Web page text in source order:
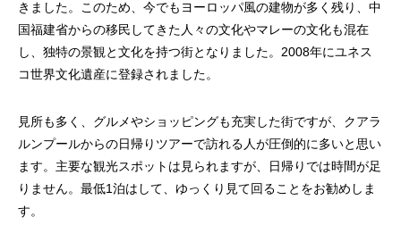
きました。このため、今でもヨーロッパ風の建物が多く残り、中
国福建省からの移民してきた人々の文化やマレーの文化も混在
し、独特の景観と文化を持つ街となりました。2008年にユネス
コ世界文化遺産に登録されました。
見所も多く、グルメやショッピングも充実した街ですが、クアラ
ルンプールからの日帰りツアーで訪れる人が圧倒的に多いと思い
ます。主要な観光スポットは見られますが、日帰りでは時間が足
りません。最低1泊はして、ゆっくり見て回ることをお勧めしま
す。